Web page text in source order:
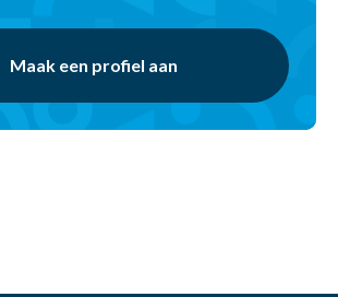
Maak een profiel aan